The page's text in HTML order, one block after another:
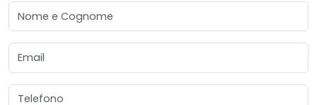
Nome e Cognome
Email
Telefono